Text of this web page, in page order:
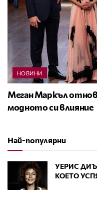
НОВИНИ
Меган Маркъл
модното си влияние
Най-популярни
УЕРИС
КОЕТО